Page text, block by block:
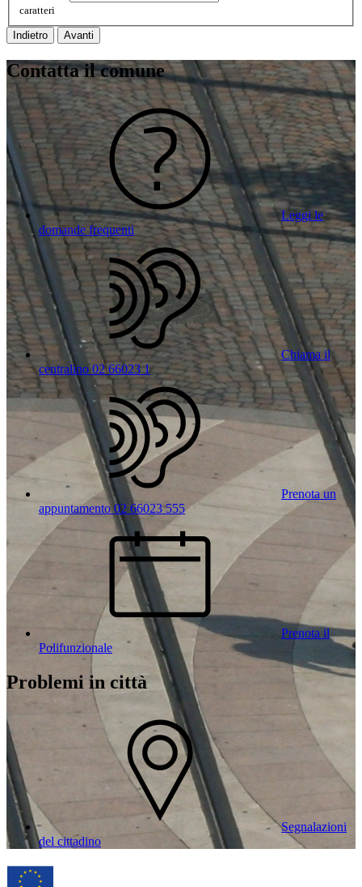
caratteri
Indietro Avanti
Contatta il comune
Leggi le
domande frequenti
Chiama il
centralino 02 66023 1
Prenota un
appuntamento 02 66023 555
Prenota il
Polifunzionale
Problemi in città
Segnalazioni
del cittadino